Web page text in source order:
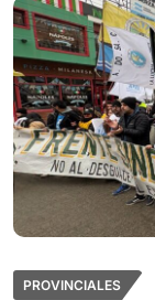
PROVINCIALES